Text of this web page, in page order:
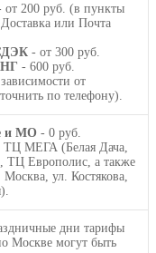
от 200 руб. (в пункты
или Почта
- от 300 руб.
- 600 руб.
от
по телефону).
и МО - 0 руб.
ТЦ МЕГА (Белая Дача,
Европолис, а также
Москва, ул. Костякова,
дни тарифы
Москве могут быть